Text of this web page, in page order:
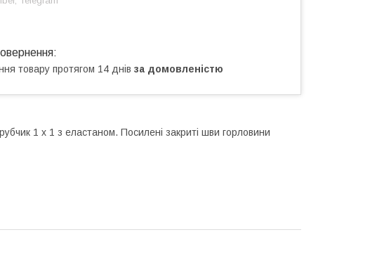
товару протягом 14 днів за домовленістю
1 x 1 з еластаном. Посилені закриті шви горловини